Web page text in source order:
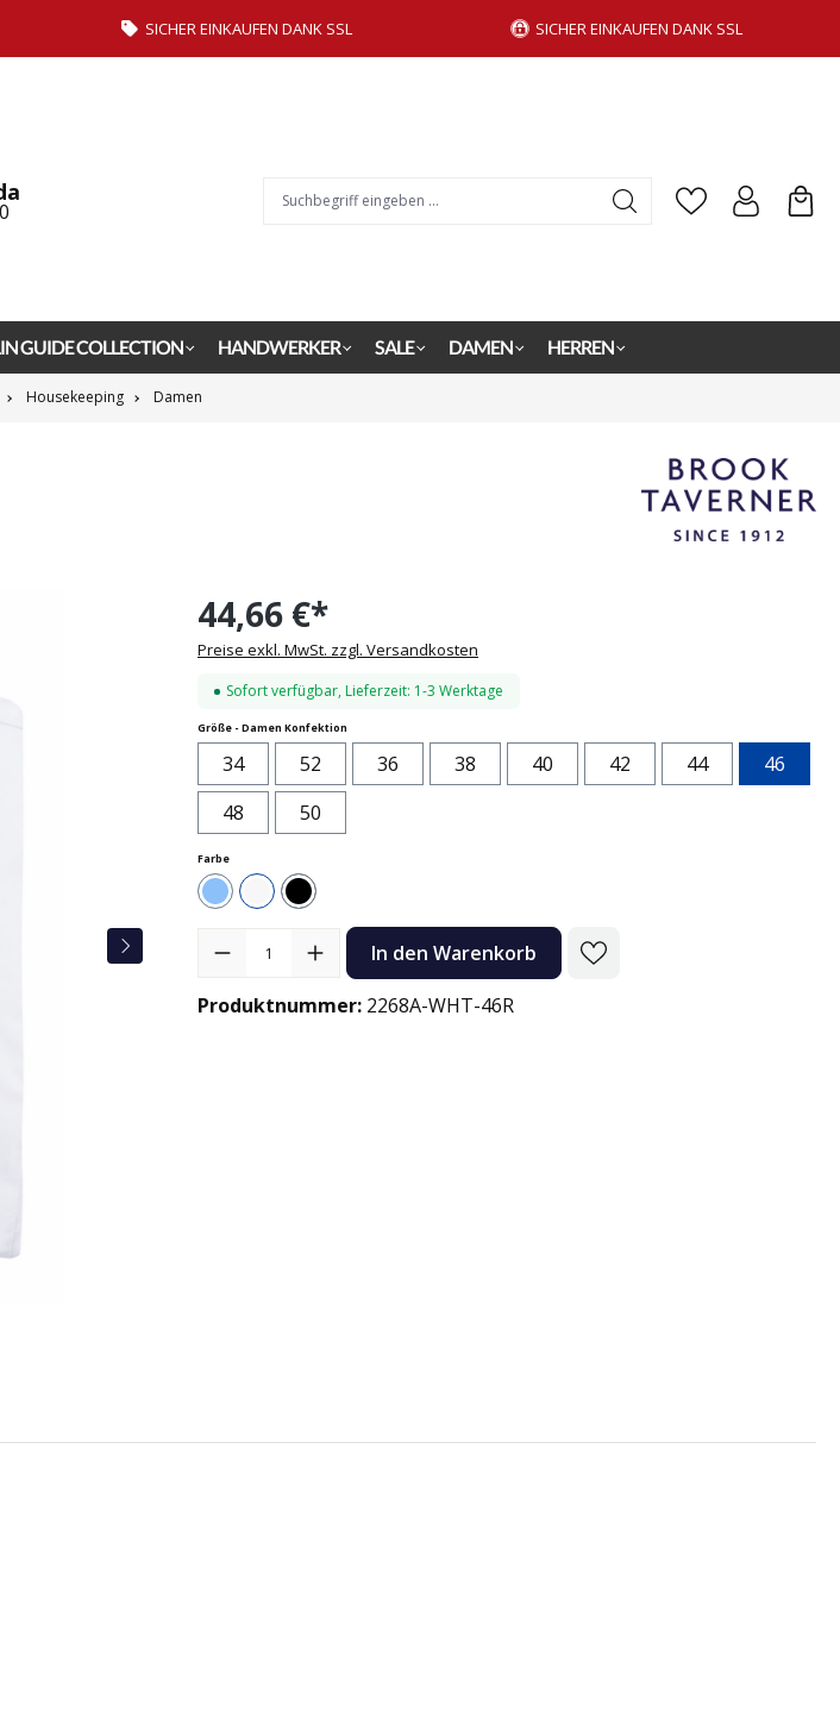
SICHER EINKAUFEN DANK SSL SICHER EINKAUFEN DANK SSL
GUIDE COLLECTION HANDWERKER SALE DAMEN HERREN
Housekeeping Damen
44,66 €*
Preise exkl. MwSt. zzgl. Versandkosten
Sofort verfügbar, Lieferzeit: 1-3 Werktage
Größe - Damen Konfektion
34 52 36 38 40 42 44
46
48
50
Farbeauswählen
Hellblau
WeißSchwarz
Produkt Anzahl: Gib den gewünschten Wert ein oder benutze die
In den Warenkorb
Produktnummer: 2268A-WHT-46R